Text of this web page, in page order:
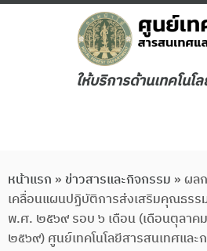
ให้บริการด้านเทคโนโ
หน้าแรก »ข่าวสารและกิจกรรม »ผล
เคลื่อนแผนปฏิบัติการส่งเสริมคุณธรร
พ.ศ. ๒๕๖๙ รอบ ๖ เดือน (เดือนตุลาค
๒๕๖๙) ศูนย์เทคโนโลยีสารสนเทศและ